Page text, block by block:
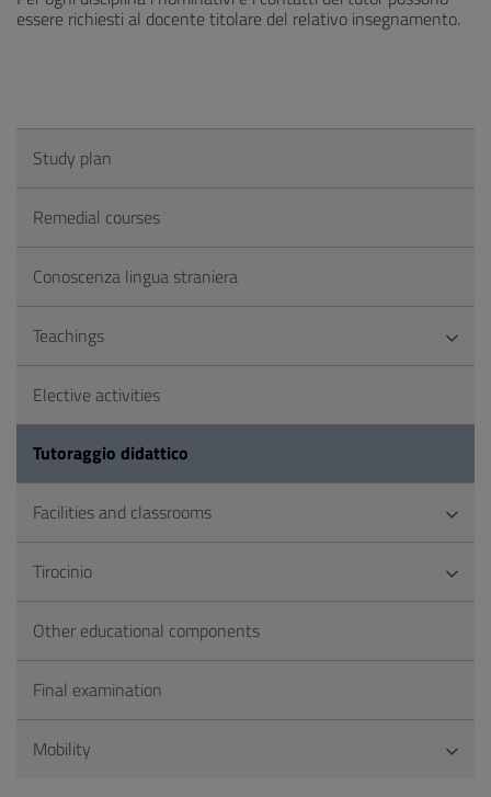
essere richiesti al docente titolare del relativo insegnamento.
Study plan
Remedial courses
Conoscenza lingua straniera
Teachings
Elective activities
Tutoraggio didattico
Facilities and classrooms
Tirocinio
Other educational components
Final examination
Mobility